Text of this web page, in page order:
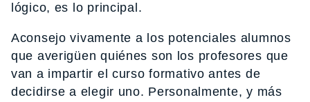
lógico, es lo principal.
Aconsejo vivamente a los potenciales alumnos
que averigüen quiénes son los profesores que
van a impartir el curso formativo antes de
decidirse a elegir uno. Personalmente, y más